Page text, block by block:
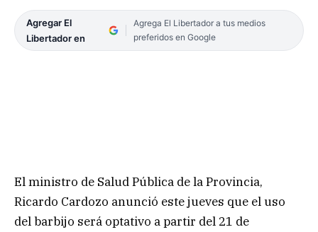
Agregar El
Libertador en
Agrega El Libertador a tus medios
preferidos en Google
El ministro de Salud Pública de la Provincia,
Ricardo Cardozo anunció este jueves que el uso
del barbijo será optativo a partir del 21 de